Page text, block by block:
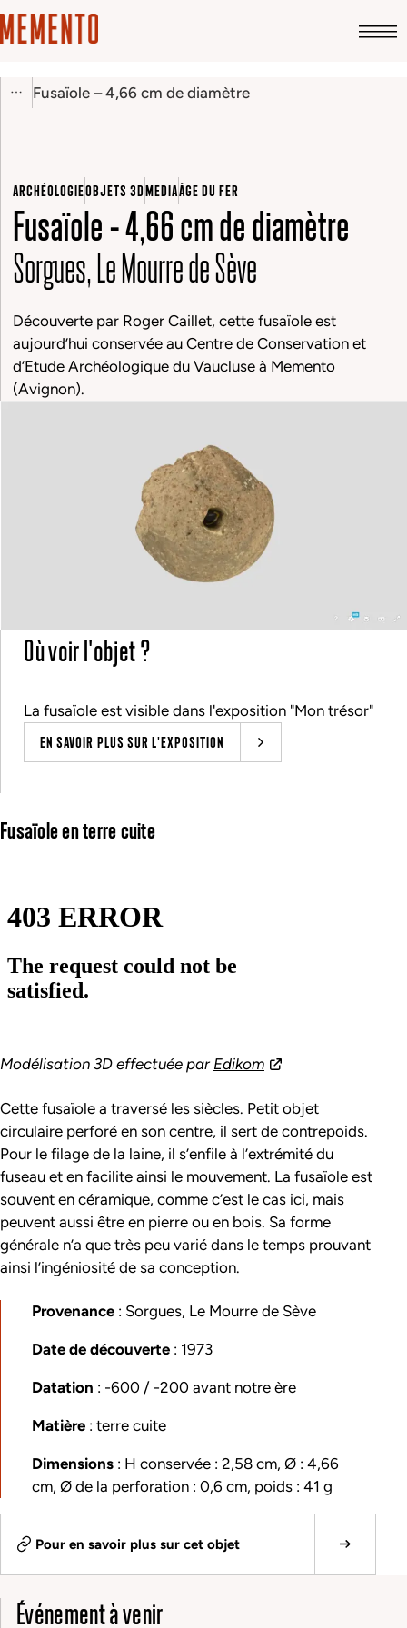
Fusaïole – 4,66 cm de diamètre
ARCHÉOLOGIEOBJETS 3DMEDIAÂGE DU FER
Fusaïole – 4,66 cm de diamètre
Sorgues, Le Mourre de Sève
Découverte par Roger Caillet, cette fusaïole est
aujourd’hui conservée au Centre de Conservation et
d’Etude Archéologique du Vaucluse à Memento
(Avignon).
Où voir l'objet ?
La fusaïole est visible dans l'exposition "Mon trésor"
EN SAVOIR PLUS SUR L'EXPOSITION
Fusaïole en terre cuite
Modélisation 3D effectuée par Edikom
Cette fusaïole a traversé les siècles. Petit objet
circulaire perforé en son centre, il sert de contrepoids.
Pour le filage de la laine, il s’enfile à l’extrémité du
fuseau et en facilite ainsi le mouvement. La fusaïole est
souvent en céramique, comme c’est le cas ici, mais
peuvent aussi être en pierre ou en bois. Sa forme
générale n’a que très peu varié dans le temps prouvant
ainsi l’ingéniosité de sa conception.
Provenance: Sorgues, Le Mourre de Sève
Date de découverte: 1973
Datation : -600 / -200 avant notre ère
Matière: terre cuite
Dimensions: H conservée : 2,58 cm, Ø : 4,66
cm, Ø de la perforation : 0,6 cm, poids : 41 g
Pour en savoir plus sur cet objet
Événement à venir